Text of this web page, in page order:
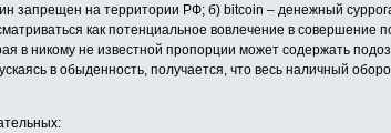
на территории РФ; б) bitcoin – денежный
как потенциальное вовлечение в совершение
в никому не известной пропорции может содержать
в обыденность, получается, что весь наличный